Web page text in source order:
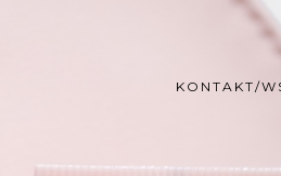
KONTAKT/